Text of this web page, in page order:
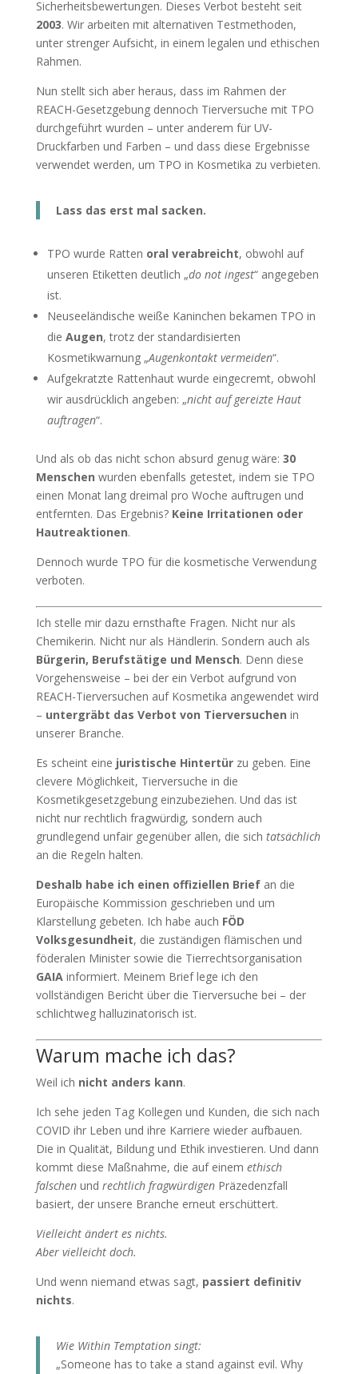
Sicherheitsbewertungen. Dieses Verbot besteht seit
2003. Wir arbeiten mit alternativen Testmethoden,
unter strenger Aufsicht, in einem legalen und ethischen
Rahmen.
Nun stellt sich aber heraus, dass im Rahmen der
REACH-Gesetzgebung dennoch Tierversuche mit TPO
durchgeführt wurden – unter anderem für UV-
Druckfarben und Farben – und dass diese Ergebnisse
verwendet werden, um TPO in Kosmetika zu verbieten.
Lass das erst mal sacken.
TPO wurde Ratten oral verabreicht, obwohl auf
unseren Etiketten deutlich „do not ingest“ angegeben
ist.
Neuseeländische weiße Kaninchen bekamen TPO in
die Augen, trotz der standardisierten
Kosmetikwarnung „Augenkontakt vermeiden“.
Aufgekratzte Rattenhaut wurde eingecremt, obwohl
wir ausdrücklich angeben: „nicht auf gereizte Haut
auftragen“.
Und als ob das nicht schon absurd genug wäre: 30
Menschen wurden ebenfalls getestet, indem sie TPO
einen Monat lang dreimal pro Woche auftrugen und
entfernten. Das Ergebnis? Keine Irritationen oder
Hautreaktionen.
Dennoch wurde TPO für die kosmetische Verwendung
verboten.
Ich stelle mir dazu ernsthafte Fragen. Nicht nur als
Chemikerin. Nicht nur als Händlerin. Sondern auch als
Bürgerin, Berufstätige und Mensch. Denn diese
Vorgehensweise – bei der ein Verbot aufgrund von
REACH-Tierversuchen auf Kosmetika angewendet wird
– untergräbt das Verbot von Tierversuchen in
unserer Branche.
Es scheint eine juristische Hintertürzu geben. Eine
clevere Möglichkeit, Tierversuche in die
Kosmetikgesetzgebung einzubeziehen. Und das ist
nicht nur rechtlich fragwürdig, sondern auch
grundlegend unfair gegenüber allen, die sich tatsächlich
an die Regeln halten.
Deshalb habe ich einen offiziellen Briefan die
Europäische Kommission geschrieben und um
Klarstellung gebeten. Ich habe auch FÖD
Volksgesundheit, die zuständigen flämischen und
föderalen Minister sowie die Tierrechtsorganisation
GAIAinformiert. Meinem Brief lege ich den
vollständigen Bericht über die Tierversuche bei – der
schlichtweg halluzinatorisch ist.
Warum mache ich das?
Weil ich nicht anders kann.
Ich sehe jeden Tag Kollegen und Kunden, die sich nach
COVID ihr Leben und ihre Karriere wieder aufbauen.
Die in Qualität, Bildung und Ethik investieren. Und dann
kommt diese Maßnahme, die auf einem ethisch
falschenund rechtlich fragwürdigenPräzedenzfall
basiert, der unsere Branche erneut erschüttert.
Vielleicht ändert es nichts.
Aber vielleicht doch.
Und wenn niemand etwas sagt, passiert definitiv
nichts.
Wie Within Temptation singt:
„Someone has to take a stand against evil. Why